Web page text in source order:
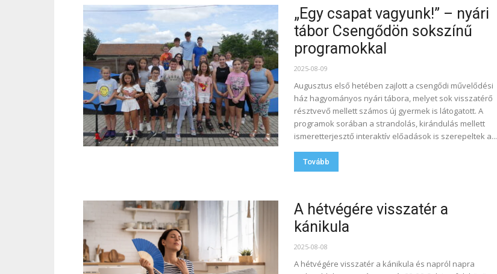
„Egy csapat vagyunk!” – nyári
tábor Csengődön sokszínű
programokkal
2025-08-09
Augusztus első hetében zajlott a csengődi művelődési
ház hagyományos nyári tábora, melyet sok visszatérő
résztvevő mellett számos új gyermek is látogatott. A
programok sorában a strandolás, kirándulás mellett
ismeretterjesztő interaktív előadások is szerepeltek a...
Tovább
A hétvégére visszatér a
kánikula
2025-08-08
A hétvégére visszatér a kánikula és napról napra